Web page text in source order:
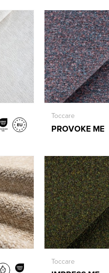
Toccare
PROVOKE ME
Toccare